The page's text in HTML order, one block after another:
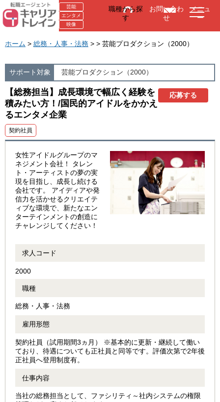
芸能
エンタメ
映像
職種から探
す
お問い合わ
せ
メニュ
ー
ホーム > 総務・人事・法務 > > 芸能プロダクション（2000）
サポート対象 芸能プロダクション（2000）
応募する
【総務担当】成長環境で幅広く経験を
積みたい方！/国民的アイドルをかかえ
るエンタメ企業
契約社員
女性アイドルグループのマ
ネジメント会社！ タレン
ト・アーティストの夢の実
現を目指し、成長し続ける
会社です。 アイディアや発
信力を活かせるクリエイテ
ィブな環境で、新たなエン
ターテインメントの創造に
チャレンジしてください！
求人コード
2000
職種
総務・人事・法務
雇用形態
契約社員（試用期間3ヵ月） ※基本的に更新・継続して働い
ており、待遇についても正社員と同等です。評価次第で2年後
正社員へ登用制度有。
仕事内容
当社の総務担当として、ファシリティ～社内システムの権限